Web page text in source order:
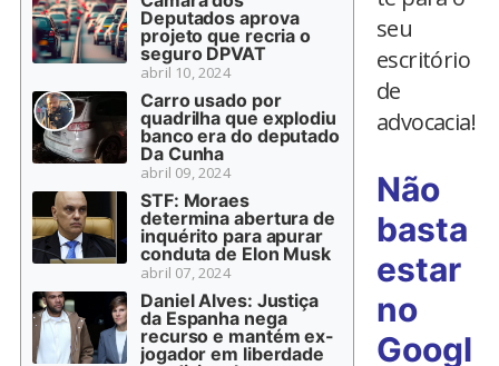
Deputados aprova
projeto que recria o
seguro DPVAT
abril 10, 2024
Carro usado por
quadrilha que explodiu
banco era do deputado
Da Cunha
abril 09, 2024
STF: Moraes
determina abertura de
inquérito para apurar
conduta de Elon Musk
abril 07, 2024
Daniel Alves: Justiça
da Espanha nega
recurso e mantém ex-
jogador em liberdade
seu
escritório
de
advocacia!
Não
basta
estar
no
Googl